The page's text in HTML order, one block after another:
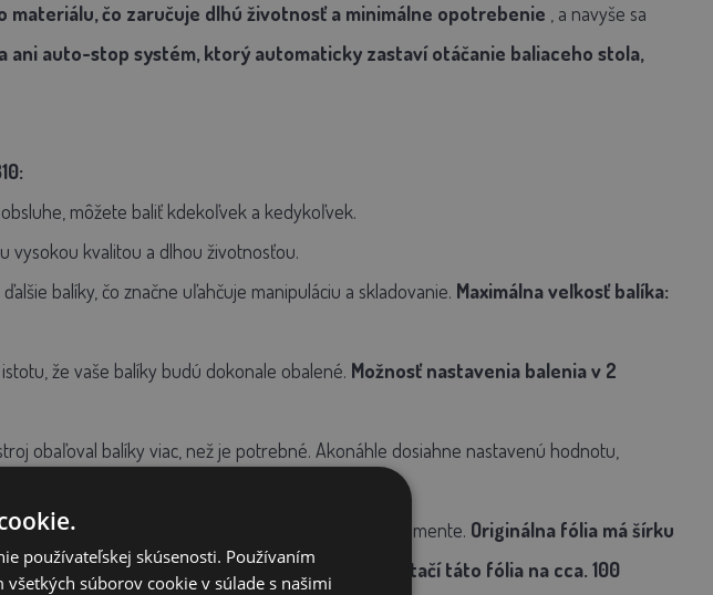
materiálu, čo zaručuje dlhú životnosť a minimálne opotrebenie , a navyše sa
ani auto-stop systém, ktorý automaticky zastaví otáčanie baliaceho stola,
môžete baliť kdekoľvek a kedykoľvek.
vysokou kvalitou a dlhou životnosťou.
balíky, čo značne uľahčuje manipuláciu a skladovanie. Maximálna veľkosť balíka:
že vaše balíky budú dokonale obalené. Možnosť nastavenia balenia v 2
obaľoval balíky viac, než je potrebné. Akonáhle dosiahne nastavenú hodnotu,
AGROFORTEL nájdete v našom širokom sortimente. Originálna fólia má šírku
25μm. V prípade dvojvrstvového balenia vystačí táto fólia na cca. 100
používateľskej skúsenosti. Používaním
súborov cookie v súlade s našimi